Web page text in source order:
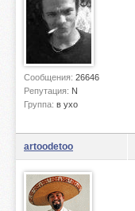
Сообщения: 26646
Репутация: N
Группа: в ухо
artoodetoo